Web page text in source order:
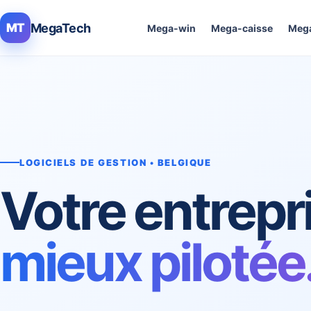
MT MegaTech Mega-win Mega-caisse
LOGICIELS DE GESTION • BELGIQUE
Votre
mieux